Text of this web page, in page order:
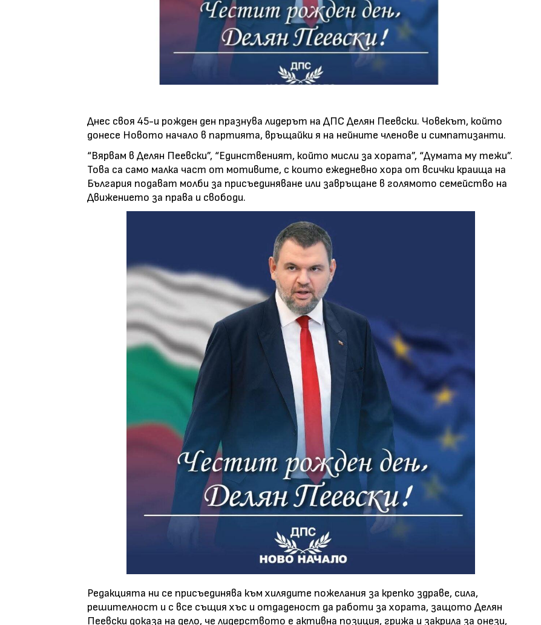
Днес своя 45-и рожден ден празнува лидерът на ДПС Делян Пеевски. Човекът, който
донесе Новото начало в партията, връщайки я на нейните членове и симпатизанти.
“Вярвам в Делян Пеевски”, “Единственият, който мисли за хората”, “Думата му тежи”.
Това са само малка част от мотивите, с които ежедневно хора от всички краища на
България подават молби за присъединяване или завръщане в голямото семейство на
Движението за права и свободи.
Редакцията ни се присъединява към хилядите пожелания за крепко здраве, сила,
решителност и с все същия хъс и отдаденост да работи за хората, защото Делян
Пеевски доказа на дело, че лидерството е активна позиция, грижа и закрила за онези,